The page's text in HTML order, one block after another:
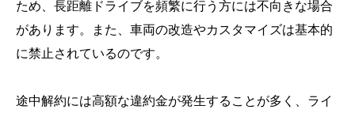
ため、長距離ドライブを頻繁に行う方には不向きな場合
があります。また、車両の改造やカスタマイズは基本的
に禁止されているのです。
途中解約には高額な違約金が発生することが多く、ライ